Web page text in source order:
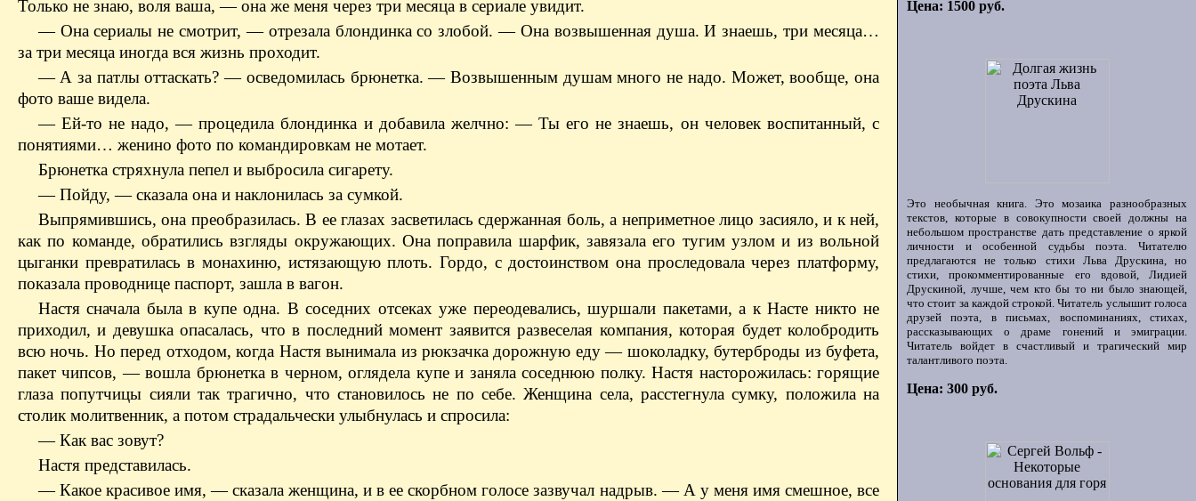
Только не знаю, воля ваша, — она же меня через три месяца в сериале увидит.
— Она сериалы не смотрит, — отрезала блондинка со злобой. — Она возвышенная душа. И знаешь, три месяца…
за три месяца иногда вся жизнь проходит.
— А за патлы оттаскать? — осведомилась брюнетка. — Возвышенным душам много не надо. Может, вообще, она
фото ваше видела.
— Ей-то не надо, — процедила блондинка и добавила желчно: — Ты его не знаешь, он человек воспитанный, с
понятиями… женино фото по командировкам не мотает.
Брюнетка стряхнула пепел и выбросила сигарету.
— Пойду, — сказала она и наклонилась за сумкой.
Выпрямившись, она преобразилась. В ее глазах засветилась сдержанная боль, а неприметное лицо засияло, и к ней,
как по команде, обратились взгляды окружающих. Она поправила шарфик, завязала его тугим узлом и из вольной
цыганки превратилась в монахиню, истязающую плоть. Гордо, с достоинством она проследовала через платформу,
показала проводнице паспорт, зашла в вагон.
Настя сначала была в купе одна. В соседних отсеках уже переодевались, шуршали пакетами, а к Насте никто не
приходил, и девушка опасалась, что в последний момент заявится развеселая компания, которая будет колобродить
всю ночь. Но перед отходом, когда Настя вынимала из рюкзачка дорожную еду — шоколадку, бутерброды из буфета,
пакет чипсов, — вошла брюнетка в черном, оглядела купе и заняла соседнюю полку. Настя насторожилась: горящие
глаза попутчицы сияли так трагично, что становилось не по себе. Женщина села, расстегнула сумку, положила на
столик молитвенник, а потом страдальчески улыбнулась и спросила:
— Как вас зовут?
Настя представилась.
— Какое красивое имя, — сказала женщина, и в ее скорбном голосе зазвучал надрыв. — А у меня имя смешное, все
Цена: 1500 руб.
Это необычная книга. Это мозаика разнообразных
текстов, которые в совокупности своей должны на
небольшом пространстве дать представление о яркой
личности и особенной судьбы поэта. Читателю
предлагаются не только стихи Льва Друскина, но
стихи, прокомментированные его вдовой, Лидией
Друскиной, лучше, чем кто бы то ни было знающей,
что стоит за каждой строкой. Читатель услышит голоса
друзей поэта, в письмах, воспоминаниях, стихах,
рассказывающих о драме гонений и эмиграции.
Читатель войдет в счастливый и трагический мир
талантливого поэта.
Цена: 300 руб.